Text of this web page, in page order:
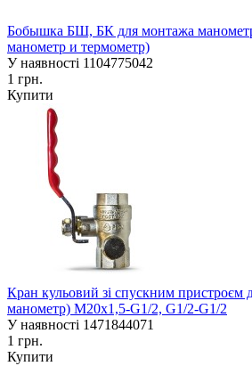
Бобышка БШ, БК для монтажа
манометр и термометр)
У наявності 1104775042
1 грн.
Купити
Кран кульовий зі спускним пристроєм
манометр) М20х1,5-G1/2, G1/2-G1/2
У наявності 1471844071
1 грн.
Купити